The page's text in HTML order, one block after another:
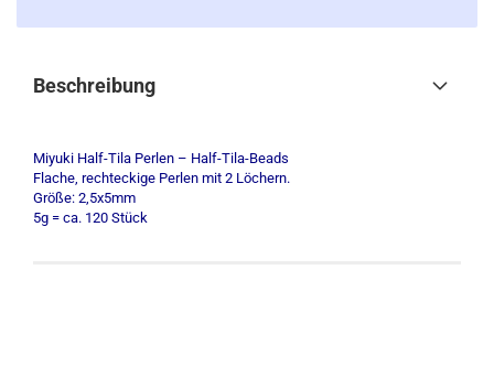
Beschreibung
Miyuki Half-Tila Perlen – Half-Tila-Beads
Flache, rechteckige Perlen mit 2 Löchern.
Größe: 2,5x5mm
5g = ca. 120 Stück